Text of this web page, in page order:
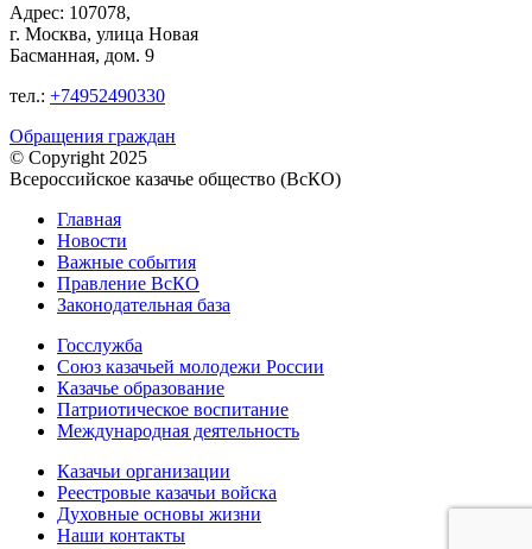
Адрес: 107078,
г. Москва, улица Новая
Басманная, дом. 9
тел.: +74952490330
Обращения граждан
© Copyright 2025
Всероссийское казачье общество (ВсКО)
Главная
Новости
Важные события
Правление ВсКО
Законодательная база
Госслужба
Союз казачьей молодежи России
Казачье образование
Патриотическое воспитание
Международная деятельность
Казачьи организации
Реестровые казачьи войска
Духовные основы жизни
Наши контакты